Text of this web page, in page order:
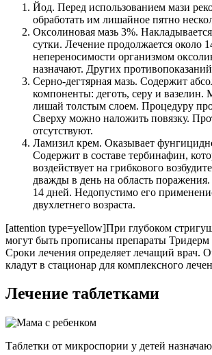
Йод. Перед использованием мази
обработать им лишайное пятно
Оксолиновая мазь 3%.
сутки. Лечение продолжается около
непереносимости организмом
назначают. Других
Серно-дегтярная мазь. Содержит
компоненты: деготь, серу и вазелин.
лишай толстым слоем. Процедуру
Сверху можно наложить повязку.
отсутствуют.
Ламизил крем. Оказывает
Содержит в составе тербинафин,
воздействует на грибкового
дважды в день на область
14 дней. Недопустимо его
двухлетнего возраста.
[attention type=yellow]При глубоком
могут быть прописаны препараты
Сроки лечения определяет лечащий врач.
кладут в стационар для комплексного
Лечение таблетками
Таблетки от микроспории у детей